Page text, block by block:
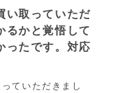
い取っていただ
るかと覚悟して
ったです。対応
ていただきまし